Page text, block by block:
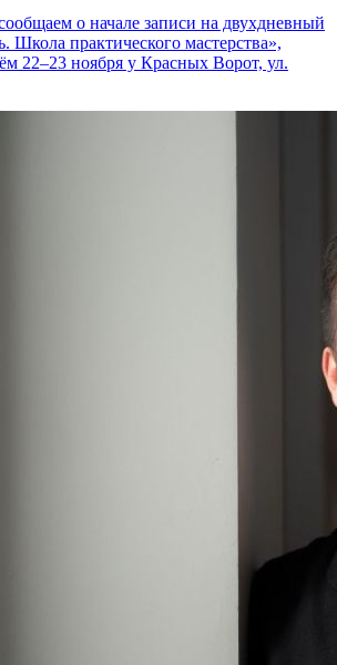
о начале записи на двухдневный
Школа практического мастерства»,
22–23 ноября у Красных Ворот, ул.